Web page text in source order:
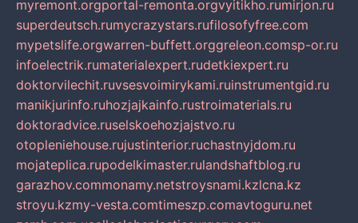
myremont.orgportal-remonta.orgvyitikho.rumirjon.ru
superdeutsch.rumycrazystars.rufilosofyfree.com
mypetslife.orgwarren-buffett.orggreleon.comsp-or.ru
infoelectrik.rumaterialexpert.rudetkiexpert.ru
doktorvilechit.ruvsesvoimirykami.ruinstrumentgid.ru
manikjurinfo.ruhozjajkainfo.rustroimaterials.ru
doktoradvice.ruselskoehozjajstvo.ru
otopleniehouse.rujustinterior.ruchastnyjdom.ru
mojateplica.rupodelkimaster.rulandshaftblog.ru
garazhov.commonamy.netstroysnami.kzlcna.kz
stroyu.kzmy-vesta.comtimeszp.comavtoguru.net